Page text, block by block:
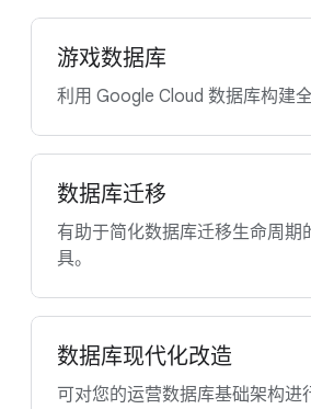
游戏数据库
利用 Google Cloud 数据库构建
数据库迁移
有助于简化数据库迁移生命周期
具。
数据库现代化改造
可对您的运营数据库基础架构进